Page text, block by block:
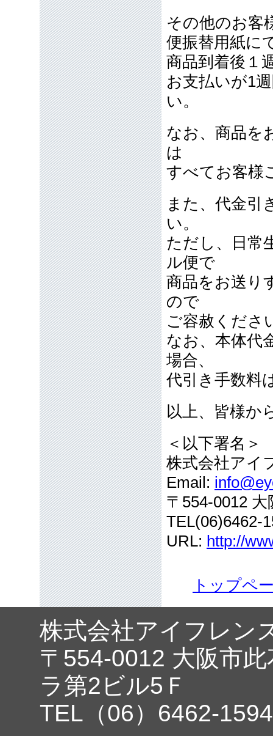
その他のお客
便振替用紙に
商品到着後１
お支払いが1
い。
なお、商品を
は
すべてお客様
また、代金引
い。
ただし、日常
ル便で
商品をお送り
ので
ご容赦くださ
なお、本体代
場合、
代引き手数料
以上、皆様か
＜以下署名＞
株式会社アイ
Email:
〒554-0012
TEL(06)6462-
URL: http://
トップペ
株式会社アイフレン
〒554-0012 大阪市
ラ第2ビル5Ｆ
TEL（06）6462-